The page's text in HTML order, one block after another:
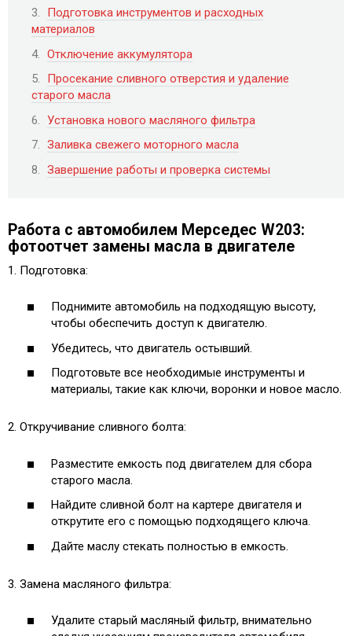
Подготовка инструментов и расходных
материалов
Отключение аккумулятора
Просекание сливного отверстия и удаление
старого масла
Установка нового масляного фильтра
Заливка свежего моторного масла
Завершение работы и проверка системы
Работа с автомобилем Мерседес W203:
фотоотчет замены масла в двигателе
1. Подготовка:
Поднимите автомобиль на подходящую высоту,
чтобы обеспечить доступ к двигателю.
Убедитесь, что двигатель остывший.
Подготовьте все необходимые инструменты и
материалы, такие как ключи, воронки и новое масло.
2. Откручивание сливного болта:
Разместите емкость под двигателем для сбора
старого масла.
Найдите сливной болт на картере двигателя и
открутите его с помощью подходящего ключа.
Дайте маслу стекать полностью в емкость.
3. Замена масляного фильтра:
Удалите старый масляный фильтр, внимательно